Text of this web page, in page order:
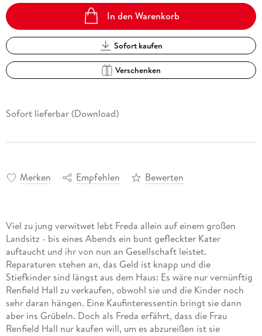
In den Warenkorb
Sofort kaufen
Verschenken
Sofort lieferbar (Download)
Merken Empfehlen Bewerten
Viel zu jung verwitwet lebt Freda allein auf einem großen
Landsitz - bis eines Abends ein bunt gefleckter Kater
auftaucht und ihr von nun an Gesellschaft leistet.
Reparaturen stehen an, das Geld ist knapp und die
Stiefkinder sind längst aus dem Haus: Es wäre nur vernünftig
Renfield Hall zu verkaufen, obwohl sie und die Kinder noch
sehr daran hängen. Eine Kaufinteressentin bringt sie dann
aber ins Grübeln. Doch als Freda erfährt, dass die Frau
Renfield Hall nur kaufen will, um es abzureißen ist sie